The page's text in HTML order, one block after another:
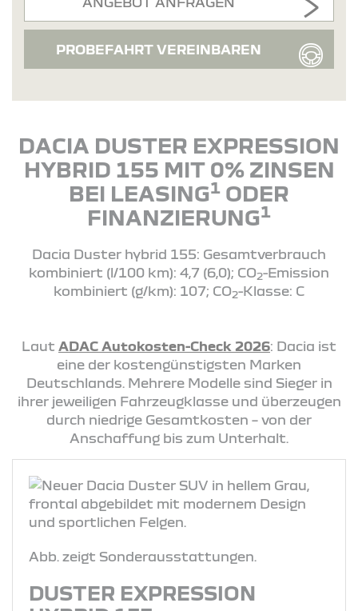
PROBEFAHRT VEREINBAREN
DACIA DUSTER EXPRESSION
HYBRID 155 MIT 0% ZINSEN
BEI LEASING1 ODER
FINANZIERUNG1
Dacia Duster hybrid 155: Gesamtverbrauch
kombiniert (l/100 km): 4,7 (6,0); CO2-Emission
kombiniert (g/km): 107; CO2-Klasse: C
Laut ADAC Autokosten-Check 2026: Dacia ist
eine der kostengünstigsten Marken
Deutschlands. Mehrere Modelle sind Sieger in
ihrer jeweiligen Fahrzeugklasse und überzeugen
durch niedrige Gesamtkosten – von der
Anschaffung bis zum Unterhalt.
Abb. zeigt Sonderausstattungen.
DUSTER EXPRESSION